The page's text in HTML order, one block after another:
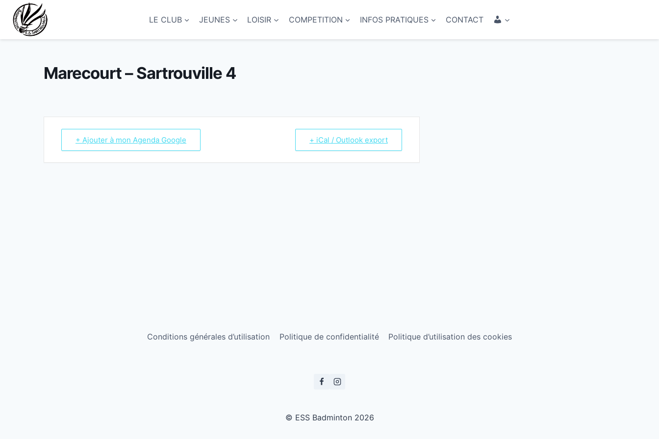
contenu
LE CLUB JEUNES LOISIR COMPETITION INFOS PRATIQUES CONTACT COMPTE
Marecourt – Sartrouville 4
+ Ajouter à mon Agenda Google + iCal / Outlook export
Conditions générales d’utilisation Politique de confidentialité Politique d’utilisation des cookies
© ESS Badminton 2026